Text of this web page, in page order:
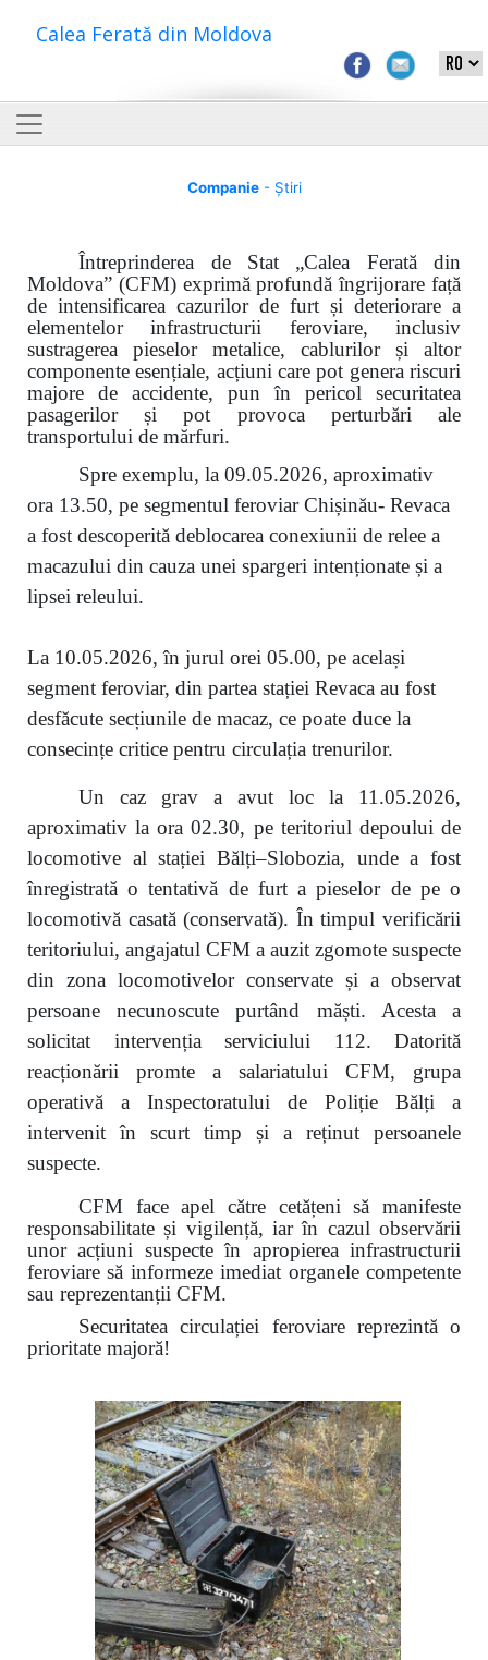
Calea Ferată din Moldova
Companie- Știri
Întreprinderea de Stat „Calea Ferată din
Moldova” (CFM) exprimă profundă îngrijorare față
de intensificarea cazurilor de furt și deteriorare a
elementelor infrastructurii feroviare, inclusiv
sustragerea pieselor metalice, cablurilor și altor
componente esențiale, acțiuni care pot genera riscuri
majore de accidente, pun în pericol securitatea
pasagerilor și pot provoca perturbări ale
transportului de mărfuri.
Spre exemplu, la 09.05.2026, aproximativ
ora 13.50, pe segmentul feroviar Chișinău- Revaca
a fost descoperită deblocarea conexiunii de relee a
macazului din cauza unei spargeri intenționate și a
lipsei releului.
La 10.05.2026, în jurul orei 05.00, pe același
segment feroviar, din partea stației Revaca au fost
desfăcute secțiunile de macaz, ce poate duce la
consecințe critice pentru circulația trenurilor.
Un caz grav a avut loc la 11.05.2026,
aproximativ la ora 02.30, pe teritoriul depoului de
locomotive al stației Bălți–Slobozia, unde a fost
înregistrată o tentativă de furt a pieselor de pe o
locomotivă casată (conservată). În timpul verificării
teritoriului, angajatul CFM a auzit zgomote suspecte
din zona locomotivelor conservate și a observat
persoane necunoscute purtând măști. Acesta a
solicitat intervenția serviciului 112. Datorită
reacționării promte a salariatului CFM, grupa
operativă a Inspectoratului de Poliție Bălți a
intervenit în scurt timp și a reținut persoanele
suspecte.
CFM face apel către cetățeni să manifeste
responsabilitate și vigilență, iar în cazul observării
unor acțiuni suspecte în apropierea infrastructurii
feroviare să informeze imediat organele competente
sau reprezentanții CFM.
Securitatea circulației feroviare reprezintă o
prioritate majoră!